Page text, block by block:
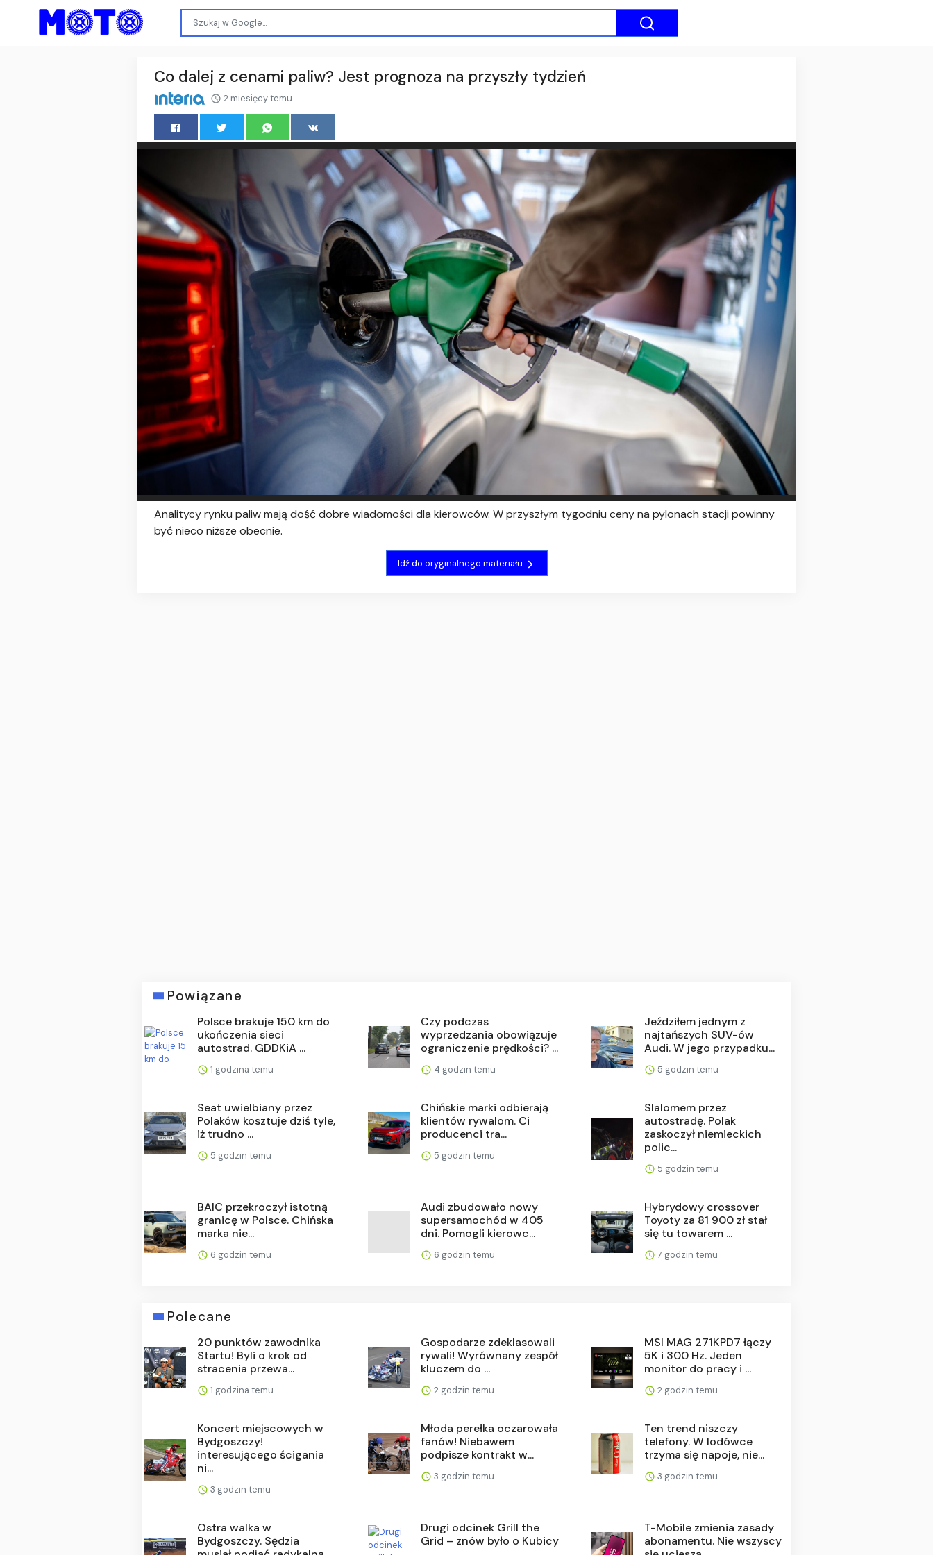
Co dalej z cenami paliw? Jest prognoza na przyszły tydzień
2 miesięcy temu
Analitycy rynku paliw mają dość dobre wiadomości dla kierowców. W przyszłym tygodniu ceny na pylonach stacji powinny
być nieco niższe obecnie.
Idź do oryginalnego materiału
Powiązane
Polsce brakuje 150 km do
ukończenia sieci
autostrad. GDDKiA ...
1 godzina temu
Czy podczas
wyprzedzania obowiązuje
ograniczenie prędkości? ...
4 godzin temu
Jeździłem jednym z
najtańszych SUV-ów
Audi. W jego przypadku...
5 godzin temu
Seat uwielbiany przez
Polaków kosztuje dziś tyle,
iż trudno ...
5 godzin temu
Chińskie marki odbierają
klientów rywalom. Ci
producenci tra...
5 godzin temu
Slalomem przez
autostradę. Polak
zaskoczył niemieckich
polic...
5 godzin temu
BAIC przekroczył istotną
granicę w Polsce. Chińska
marka nie...
6 godzin temu
Audi zbudowało nowy
supersamochód w 405
dni. Pomogli kierowc...
6 godzin temu
Hybrydowy crossover
Toyoty za 81 900 zł stał
się tu towarem ...
7 godzin temu
Polecane
20 punktów zawodnika
Startu! Byli o krok od
stracenia przewa...
1 godzina temu
Gospodarze zdeklasowali
rywali! Wyrównany zespół
kluczem do ...
2 godzin temu
MSI MAG 271KPD7 łączy
5K i 300 Hz. Jeden
monitor do pracy i ...
2 godzin temu
Koncert miejscowych w
Bydgoszczy!
interesującego ścigania
ni...
3 godzin temu
Młoda perełka oczarowała
fanów! Niebawem
podpisze kontrakt w...
3 godzin temu
Ten trend niszczy
telefony. W lodówce
trzyma się napoje, nie...
3 godzin temu
Ostra walka w
Bydgoszczy. Sędzia
Drugi odcinek Grill the
Grid – znów było o Kubicy
T-Mobile zmienia zasady
abonamentu. Nie wszyscy